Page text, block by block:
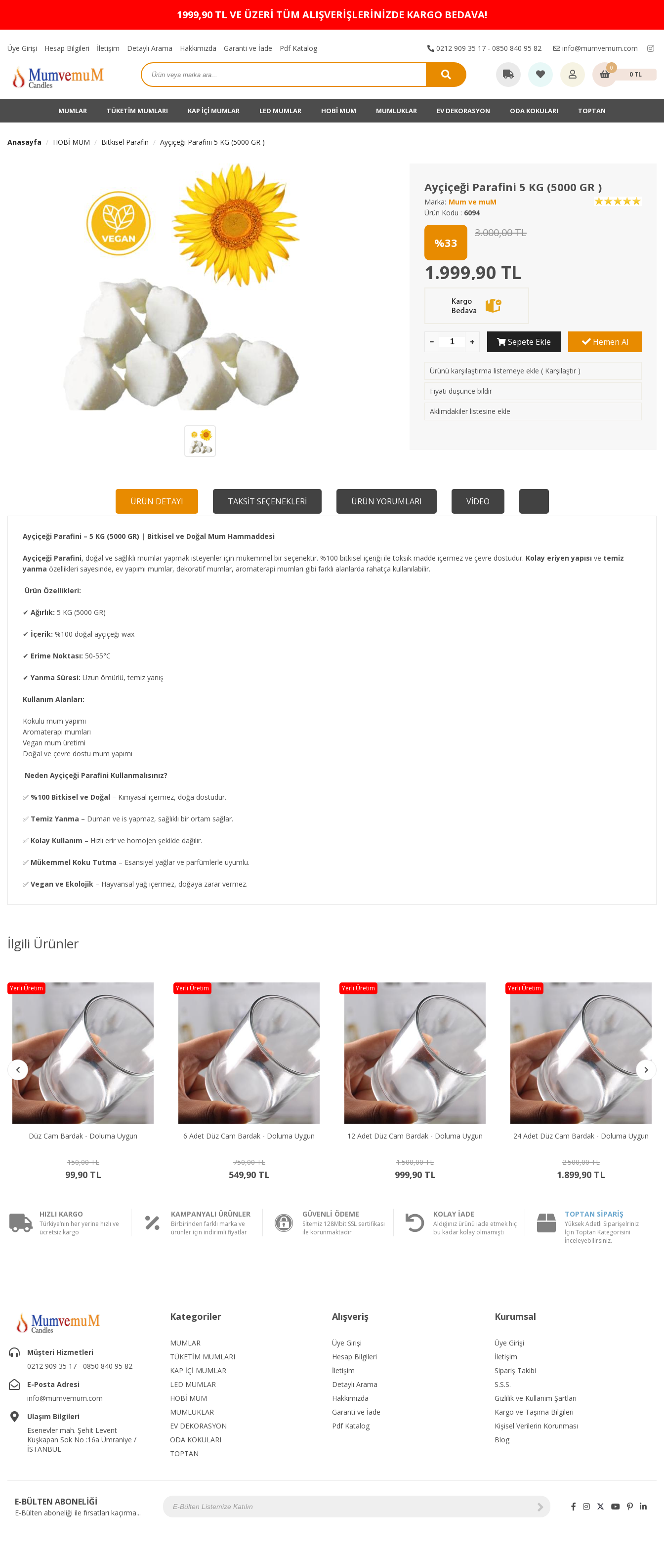
1999,90 TL VE ÜZERİ TÜM ALIŞVERİŞLERİNİZDE KARGO BEDAVA!
Üye Girişi Hesap Bilgileri İletişim Detaylı Arama Hakkımızda Garanti ve İade Pdf Katalog 0212 909 35 17 - 0850 840 95 82 info@mumvemum.com
0
0 TL
MUMLAR TÜKETİM MUMLARI KAP İÇİ MUMLAR LED MUMLAR HOBİ MUM MUMLUKLAR EV DEKORASYON ODA KOKULARI TOPTAN
Anasayfa HOBİ MUM Bitkisel Parafin Ayçiçeği Parafini 5 KG (5000 GR )
Ayçiçeği Parafini 5 KG (5000 GR )
Marka: Mum ve muM
Ürün Kodu : 6094
%33
3.000,00 TL
1.999,90 TL
Sepete Ekle Hemen Al
Ürünü karşılaştırma listemeye ekle ( Karşılaştır )
Fiyatı düşünce bildir
Aklımdakiler listesine ekle
ÜRÜN DETAYI TAKSİT SEÇENEKLERİ ÜRÜN YORUMLARI VİDEO
Ayçiçeği Parafini – 5 KG (5000 GR) | Bitkisel ve Doğal Mum Hammaddesi
Ayçiçeği Parafini, doğal ve sağlıklı mumlar yapmak isteyenler için mükemmel bir seçenektir. %100 bitkisel içeriği ile toksik madde içermez ve çevre dostudur. Kolay eriyen yapısı ve temiz
yanma özellikleri sayesinde, ev yapımı mumlar, dekoratif mumlar, aromaterapi mumları gibi farklı alanlarda rahatça kullanılabilir.
Ürün Özellikleri:
✔ Ağırlık: 5 KG (5000 GR)
✔ İçerik: %100 doğal ayçiçeği wax
✔ Erime Noktası: 50-55°C
✔ Yanma Süresi: Uzun ömürlü, temiz yanış
Kullanım Alanları:
Kokulu mum yapımı
Aromaterapi mumları
Vegan mum üretimi
Doğal ve çevre dostu mum yapımı
Neden Ayçiçeği Parafini Kullanmalısınız?
✅ %100 Bitkisel ve Doğal – Kimyasal içermez, doğa dostudur.
✅ Temiz Yanma – Duman ve is yapmaz, sağlıklı bir ortam sağlar.
✅ Kolay Kullanım – Hızlı erir ve homojen şekilde dağılır.
✅ Mükemmel Koku Tutma – Esansiyel yağlar ve parfümlerle uyumlu.
✅ Vegan ve Ekolojik – Hayvansal yağ içermez, doğaya zarar vermez.
İlgili Ürünler
Düz Cam Bardak - Doluma Uygun
150,00 TL
99,90 TL
Yerli Üretim
6 Adet Düz Cam Bardak - Doluma Uygun
750,00 TL
549,90 TL
Yerli Üretim
12 Adet Düz Cam Bardak - Doluma Uygun
1.500,00 TL
999,90 TL
Yerli Üretim
24 Adet Düz Cam Bardak - Doluma Uygun
2.500,00 TL
1.899,90 TL
Yerli Üretim
HIZLI KARGO
Türkiye’nin her yerine hızlı ve
ücretsiz kargo
KAMPANYALI ÜRÜNLER
Birbirinden farklı marka ve
ürünler için indirimli fiyatlar
GÜVENLİ ÖDEME
Sİtemiz 128Mbit SSL sertifikası
ile korunmaktadır
KOLAY İADE
Aldığınız ürünü iade etmek hiç
bu kadar kolay olmamıştı
TOPTAN SİPARİŞ
Yüksek Adetli Siparişelriniz
İçin Toptan Kategorisini
İnceleyebilirsiniz.
Müşteri Hizmetleri
0212 909 35 17 - 0850 840 95 82
E-Posta Adresi
info@mumvemum.com
Ulaşım Bilgileri
Esenevler mah. Şehit Levent
Kuşkapan Sok No :16a Ümraniye /
İSTANBUL
Kategoriler
MUMLAR
TÜKETİM MUMLARI
KAP İÇİ MUMLAR
LED MUMLAR
HOBİ MUM
MUMLUKLAR
EV DEKORASYON
ODA KOKULARI
TOPTAN
Alışveriş
Üye Girişi
Hesap Bilgileri
İletişim
Detaylı Arama
Hakkımızda
Garanti ve İade
Pdf Katalog
Kurumsal
Üye Girişi
İletişim
Sipariş Takibi
S.S.S.
Gizlilik ve Kullanım Şartları
Kargo ve Taşıma Bilgileri
Kişisel Verilerin Korunması
Blog
E-BÜLTEN ABONELİĞİ
E-Bülten aboneliği ile fırsatları kaçırma...